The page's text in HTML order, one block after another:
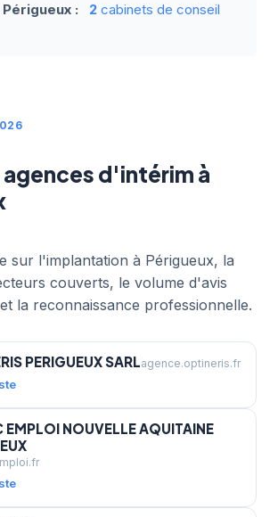
: 2 cabinets de conseil
agences d'intérim à
sur l'implantation à Périgueux, la
couverts, le volume d'avis
la reconnaissance professionnelle.
PERIGUEUX SARLagence.optineris.fr
EMPLOI NOUVELLE AQUITAINE